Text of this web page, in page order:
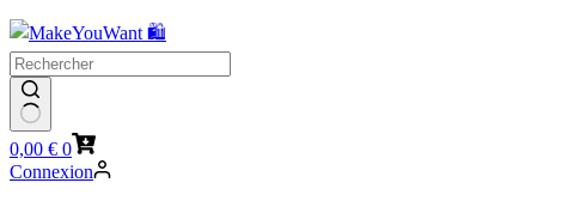
Panier
d’achat
0,00 € 0
Connexion